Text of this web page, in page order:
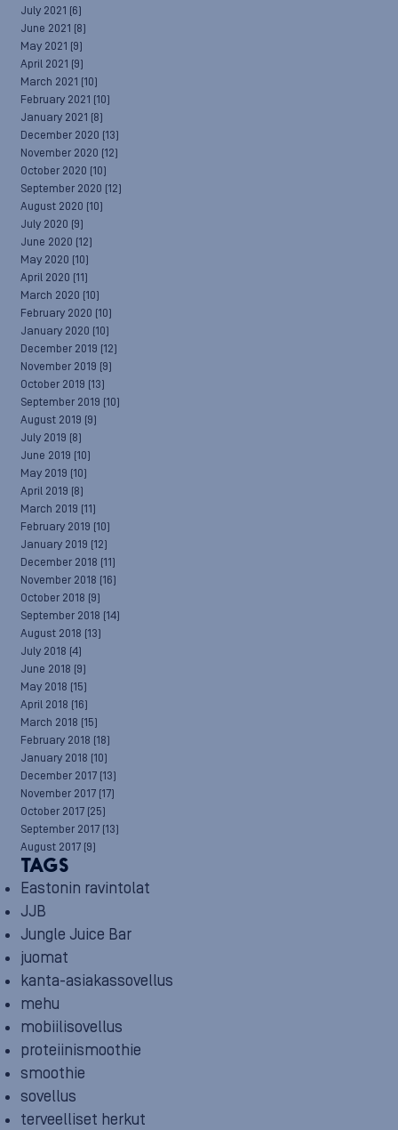
July 2021 (6)
June 2021 (8)
May 2021 (9)
April 2021 (9)
March 2021 (10)
February 2021 (10)
January 2021 (8)
December 2020 (13)
November 2020 (12)
October 2020 (10)
September 2020 (12)
August 2020 (10)
July 2020 (9)
June 2020 (12)
May 2020 (10)
April 2020 (11)
March 2020 (10)
February 2020 (10)
January 2020 (10)
December 2019 (12)
November 2019 (9)
October 2019 (13)
September 2019 (10)
August 2019 (9)
July 2019 (8)
June 2019 (10)
May 2019 (10)
April 2019 (8)
March 2019 (11)
February 2019 (10)
January 2019 (12)
December 2018 (11)
November 2018 (16)
October 2018 (9)
September 2018 (14)
August 2018 (13)
July 2018 (4)
June 2018 (9)
May 2018 (15)
April 2018 (16)
March 2018 (15)
February 2018 (18)
January 2018 (10)
December 2017 (13)
November 2017 (17)
October 2017 (25)
September 2017 (13)
August 2017 (9)
TAGS
Eastonin ravintolat
JJB
Jungle Juice Bar
juomat
kanta-asiakassovellus
mehu
mobiilisovellus
proteiinismoothie
smoothie
sovellus
terveelliset herkut